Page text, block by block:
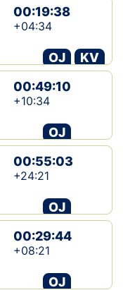
00:19:38
+04:34
OJ
KV
00:49:10
+10:34
OJ
00:55:03
+24:21
OJ
00:29:44
+08:21
OJ